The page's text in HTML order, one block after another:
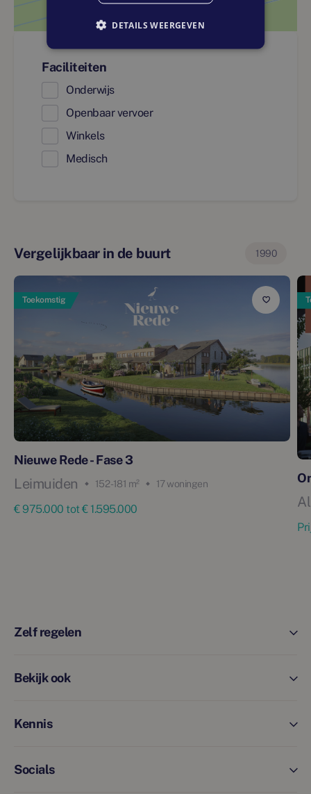
Faciliteiten
Onderwijs
Openbaar vervoer
Winkels
Medisch
Vergelijkbaar in de buurt 1990
Toekomstig
Nieuwe Rede - Fase 3
Leimuiden 152 - 181 m² 17 woningen
€ 975.000 tot € 1.595.000
Zelf regelen
Bekijk ook
Kennis
Socials
DETAILS WEERGEVEN